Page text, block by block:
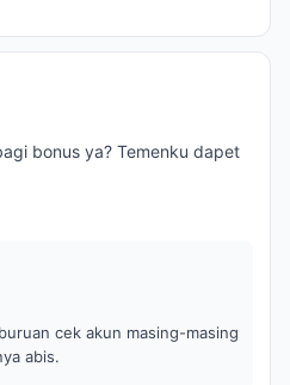
bonus ya? Temenku dapet
cek akun masing-masing
abis.